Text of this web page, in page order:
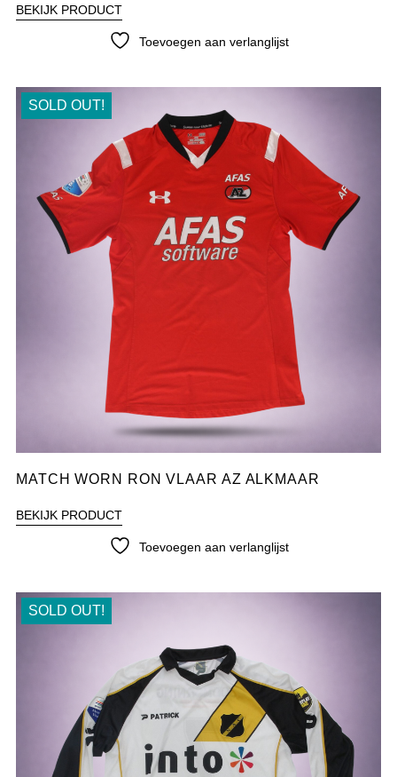
BEKIJK PRODUCT
Toevoegen aan verlanglijst
SOLD OUT!
MATCH WORN RON VLAAR AZ ALKMAAR
BEKIJK PRODUCT
Toevoegen aan verlanglijst
SOLD OUT!